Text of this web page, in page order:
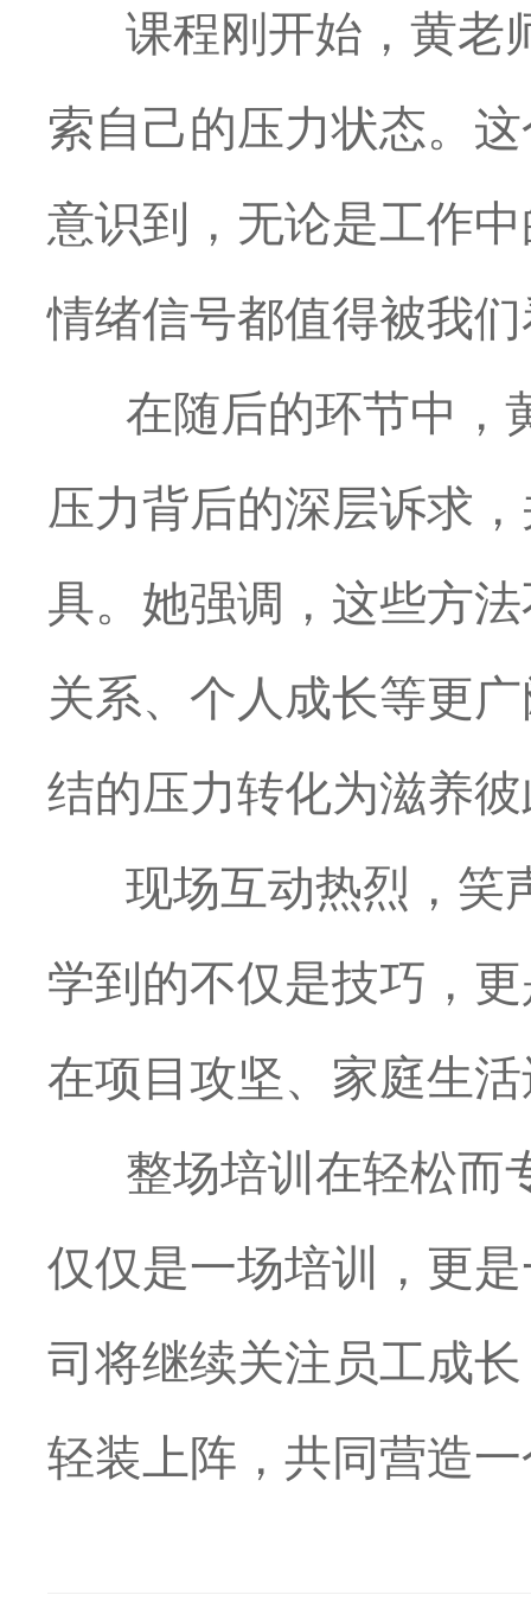
课程刚开始，黄老
索自己的压力状态。
意识到，无论是工作
情绪信号都值得被我
在随后的环节中，
压力背后的深层诉求
具。她强调，这些方
关系、个人成长等更
结的压力转化为滋养
现场互动热烈，笑
学到的不仅是技巧，
在项目攻坚、家庭生
整场培训在轻松而
仅仅是一场培训，更
司将继续关注员工成
轻装上阵，共同营造